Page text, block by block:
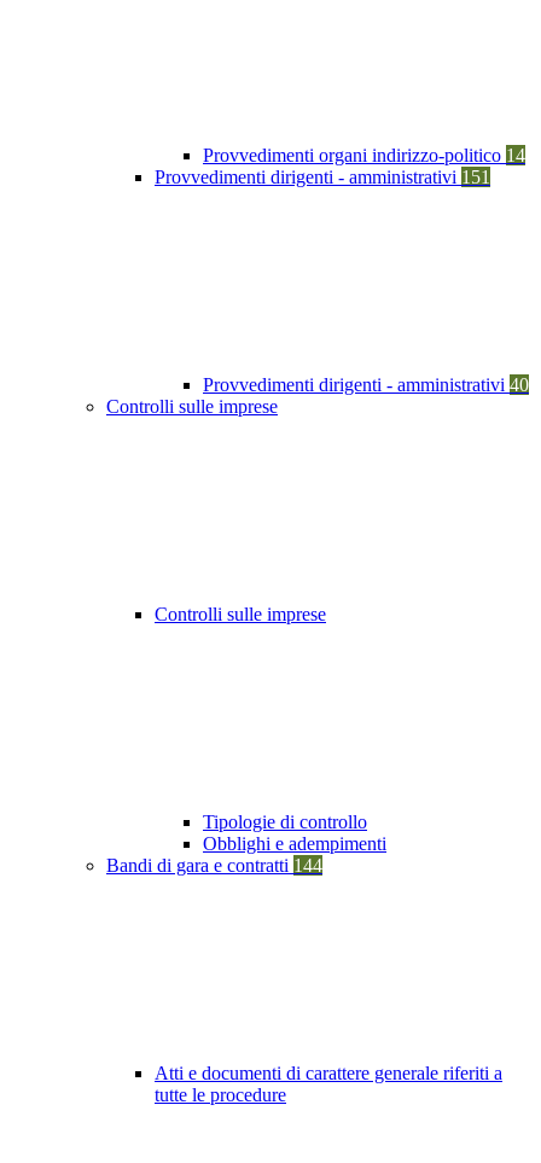
Provvedimenti organi indirizzo-politico 14
Provvedimenti dirigenti - amministrativi 151
Provvedimenti dirigenti - amministrativi 40
Controlli sulle imprese
Controlli sulle imprese
Tipologie di controllo
Obblighi e adempimenti
Bandi di gara e contratti 144
Atti e documenti di carattere generale riferiti a
tutte le procedure